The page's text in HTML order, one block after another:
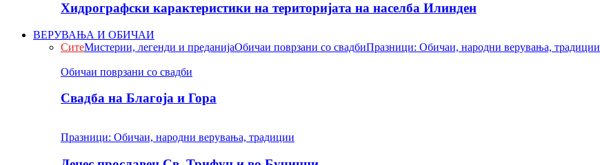
Хидрографски карактеристики на територијата на населба Илинден
ВЕРУВАЊА И ОБИЧАИ
СитеМистерии, легенди и преданијаОбичаи поврзани со свадбиПразници: Обичаи, народни верувања, традиции
Обичаи поврзани со свадби
Свадба на Благоја и Гора
Празници: Обичаи, народни верувања, традиции